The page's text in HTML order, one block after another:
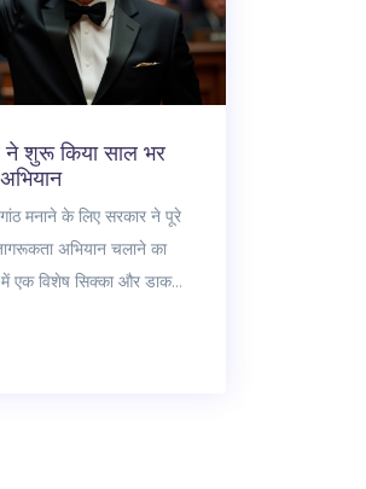
ने शुरू किया साल भर
मनाने के लिए सरकार ने पूरे
अभियान चलाने का
एक विशेष सिक्का और डाक
पढ़ सकते हैं। प्रधानमंत्री